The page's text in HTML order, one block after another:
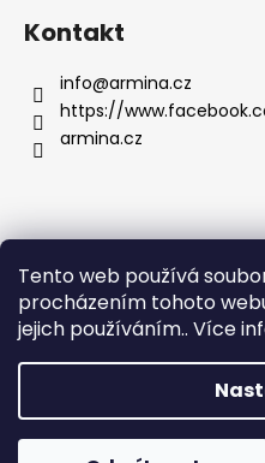
Tento web používá
procházením tohoto
jejich používáním.. Více
Vážení zákazníci, e-shop
Kontakt
info@armina.cz
https://
armina.cz
Vrácení /
Prodejna a